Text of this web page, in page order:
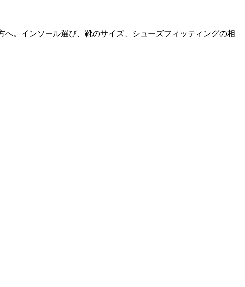
。インソール選び、靴のサイズ、シューズフィッティングの相